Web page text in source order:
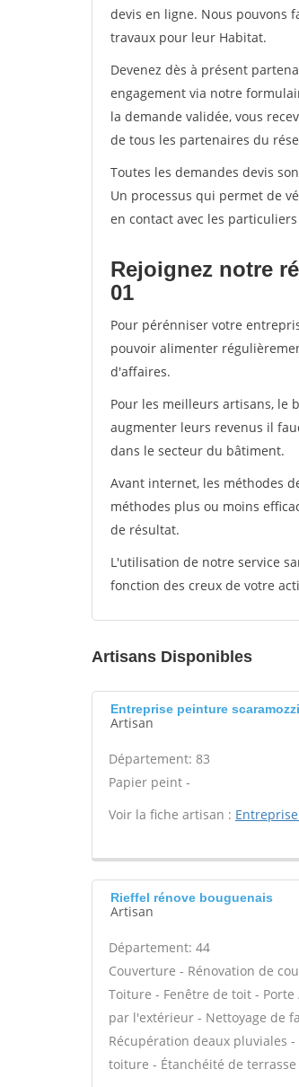
devis en ligne. Nous pouvons
travaux pour leur Habitat.
Devenez dès à présent
engagement via notre
la demande validée, vous
de tous les partenaires du
Toutes les demandes devis
Un processus qui permet de
en contact avec les
Rejoignez notre
01
Pour pérénniser votre
pouvoir alimenter
d'affaires.
Pour les meilleurs artisans, le
augmenter leurs revenus il
dans le secteur du bâtiment.
Avant internet, les méthodes
méthodes plus ou moins
de résultat.
L'utilisation de notre service
fonction des creux de votre
Artisans Disponibles
Entreprise peinture
Artisan
Département: 83
Papier peint -
Voir la fiche artisan :
Rieffel rénove bouguenais
Artisan
Département: 44
Couverture - Rénovation de
Toiture - Fenêtre de toit -
par l'extérieur - Nettoyage de
Récupération deaux pluviales
toiture - Étanchéité de